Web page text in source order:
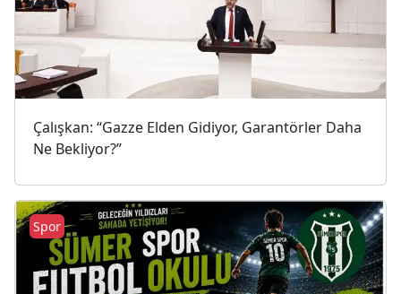
Çalışkan: “Gazze Elden Gidiyor, Garantörler Daha
Ne Bekliyor?”
Spor